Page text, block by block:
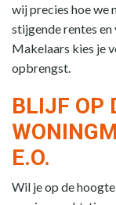
wij precies hoe we
stijgende rentes
Makelaars kies je
opbrengst.
BLIJF OP
E.O.
Wil je op de